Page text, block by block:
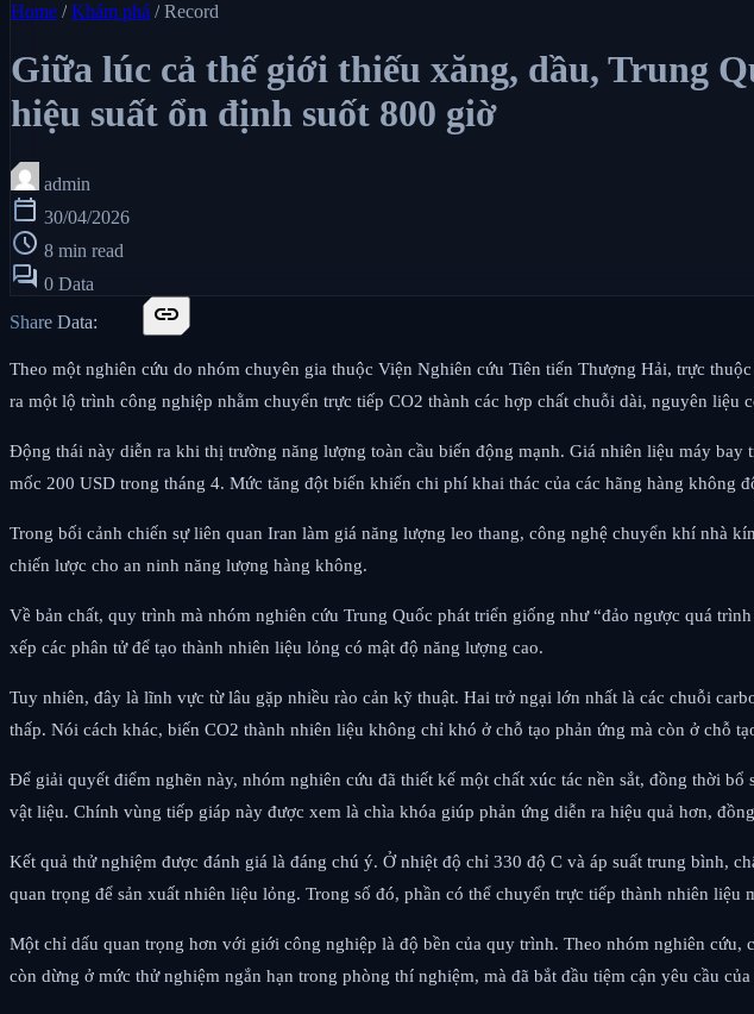
Home / Khám phá / Record
Giữa lúc cả thế giới thiếu xăng, dầu, Trung
hiệu suất ổn định suốt 800 giờ
admin
calendar_today 30/04/2026
schedule 8 min read
forum 0 Data
Share Data:
link
Theo một nghiên cứu do nhóm chuyên gia thuộc Viện Nghiên cứu Tiên tiến Thượng Hải, trực
ra một lộ trình công nghiệp nhằm chuyển trực tiếp CO2 thành các hợp chất chuỗi dài, nguyên liệu
Động thái này diễn ra khi thị trường năng lượng toàn cầu biến động mạnh. Giá nhiên liệu máy
mốc 200 USD trong tháng 4. Mức tăng đột biến khiến chi phí khai thác của các hãng hàng không
Trong bối cảnh chiến sự liên quan Iran làm giá năng lượng leo thang, công nghệ chuyển khí nhà
chiến lược cho an ninh năng lượng hàng không.
Về bản chất, quy trình mà nhóm nghiên cứu Trung Quốc phát triển giống như “đảo ngược quá
xếp các phân tử để tạo thành nhiên liệu lỏng có mật độ năng lượng cao.
Tuy nhiên, đây là lĩnh vực từ lâu gặp nhiều rào cản kỹ thuật. Hai trở ngại lớn nhất là các chuỗi
thấp. Nói cách khác, biến CO2 thành nhiên liệu không chỉ khó ở chỗ tạo phản ứng mà còn ở chỗ
Để giải quyết điểm nghẽn này, nhóm nghiên cứu đã thiết kế một chất xúc tác nền sắt, đồng thời
vật liệu. Chính vùng tiếp giáp này được xem là chìa khóa giúp phản ứng diễn ra hiệu quả hơn,
Kết quả thử nghiệm được đánh giá là đáng chú ý. Ở nhiệt độ chỉ 330 độ C và áp suất trung bình,
quan trọng để sản xuất nhiên liệu lỏng. Trong số đó, phần có thể chuyển trực tiếp thành nhiên
Một chỉ dấu quan trọng hơn với giới công nghiệp là độ bền của quy trình. Theo nhóm nghiên
còn dừng ở mức thử nghiệm ngắn hạn trong phòng thí nghiệm, mà đã bắt đầu tiệm cận yêu cầu